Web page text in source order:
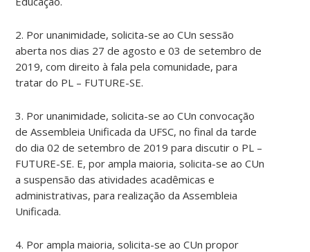
2. Por unanimidade, solicita-se ao CUn sessão
aberta nos dias 27 de agosto e 03 de setembro de
2019, com direito à fala pela comunidade, para
tratar do PL – FUTURE-SE.
3. Por unanimidade, solicita-se ao CUn convocação
de Assembleia Unificada da UFSC, no final da tarde
do dia 02 de setembro de 2019 para discutir o PL –
FUTURE-SE. E, por ampla maioria, solicita-se ao CUn
a suspensão das atividades acadêmicas e
administrativas, para realização da Assembleia
Unificada.
4. Por ampla maioria, solicita-se ao CUn propor